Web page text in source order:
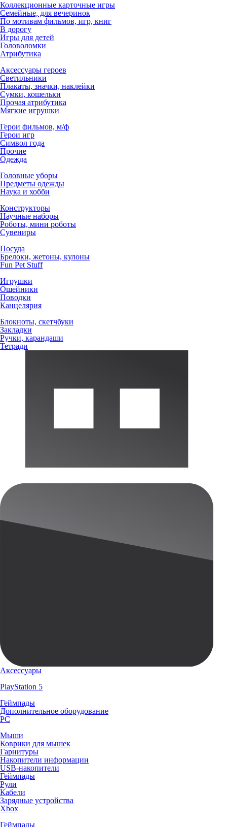
Коллекционные карточные игры
Семейные, для вечеринок
По мотивам фильмов, игр, книг
В дорогу
Игры для детей
Головоломки
Атрибутика
Аксессуары героев
Светильники
Плакаты, значки, наклейки
Сумки, кошельки
Прочая атрибутика
Мягкие игрушки
Герои фильмов, м/ф
Герои игр
Символ года
Прочие
Одежда
Головные уборы
Предметы одежды
Наука и хобби
Конструкторы
Научные наборы
Роботы, мини роботы
Сувениры
Посуда
Брелоки, жетоны, кулоны
Fun Pet Stuff
Игрушки
Ошейники
Поводки
Канцелярия
Блокноты, скетчбуки
Закладки
Ручки, карандаши
Тетради
Аксессуары
PlayStation 5
Геймпады
Дополнительное оборудование
PC
Мыши
Коврики для мышек
Гарнитуры
Накопители информации
USB-накопители
Геймпады
Рули
Кабели
Зарядные устройства
Xbox
Геймпады